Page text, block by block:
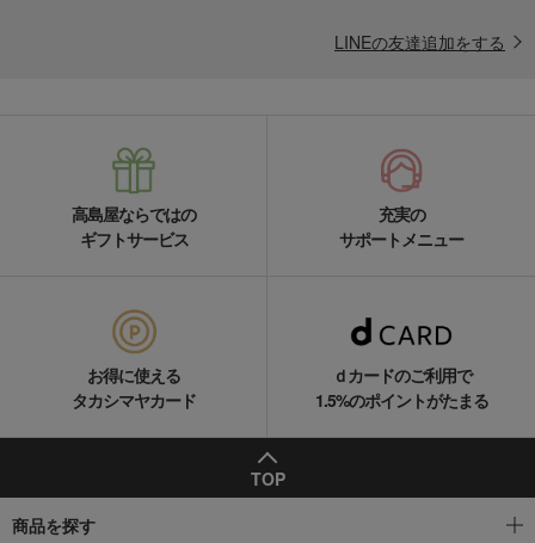
LINEの友達追加をする
高島屋ならではの
ギフトサービス
充実の
サポートメニュー
お得に使える
タカシマヤカード
ｄカードのご利用で
1.5%のポイントがたまる
TOP
商品を探す